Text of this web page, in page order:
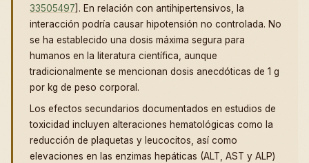
33505497]. En relación con antihipertensivos, la
interacción podría causar hipotensión no controlada. No
se ha establecido una dosis máxima segura para
humanos en la literatura científica, aunque
tradicionalmente se mencionan dosis anecdóticas de 1 g
por kg de peso corporal.
Los efectos secundarios documentados en estudios de
toxicidad incluyen alteraciones hematológicas como la
reducción de plaquetas y leucocitos, así como
elevaciones en las enzimas hepáticas (ALT, AST y ALP)